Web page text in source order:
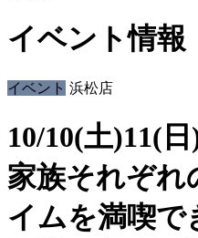
イベント情報
イベント 浜松店
10/10(土)11(
家族それぞれ
イムを満喫で